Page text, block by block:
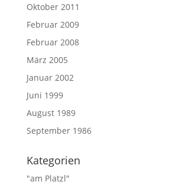
Oktober 2011
Februar 2009
Februar 2008
März 2005
Januar 2002
Juni 1999
August 1989
September 1986
Kategorien
"am Platzl"